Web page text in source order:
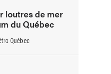
loutres de mer
du Québec
Québec